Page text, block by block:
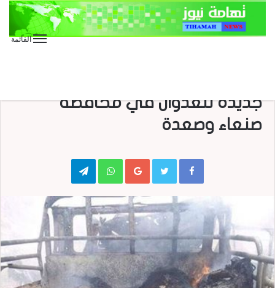
القائمة
جديدة للعدوان في محافظة
صنعاء وصعدة
Google+
WhatsApp
Telegram